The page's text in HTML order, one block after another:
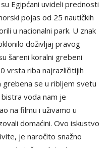
Egipćani uvideli prednosti
pojas od 25 nautičkih
u nacionalni park. U znak
doživljaj pravog
šareni koralni grebeni
vrsta riba najrazličitijih
grebena se u ribljem svetu
voda nam je
na filmu i uživamo u
domaćini. Ovo iskustvo
je naročito snažno